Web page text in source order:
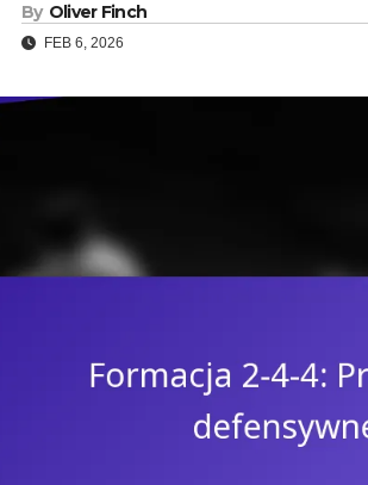
By Oliver Finch
FEB 6, 2026